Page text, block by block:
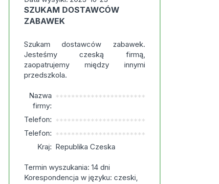
SZUKAM DOSTAWCÓW
ZABAWEK
Szukam dostawców zabawek.
Jesteśmy czeską firmą,
zaopatrujemy między innymi
przedszkola.
Nazwa
firmy:
***********************
Telefon: ***********************
Telefon: ***********************
Kraj: Republika Czeska
Termin wyszukania: 14 dni
Korespondencja w języku: czeski,